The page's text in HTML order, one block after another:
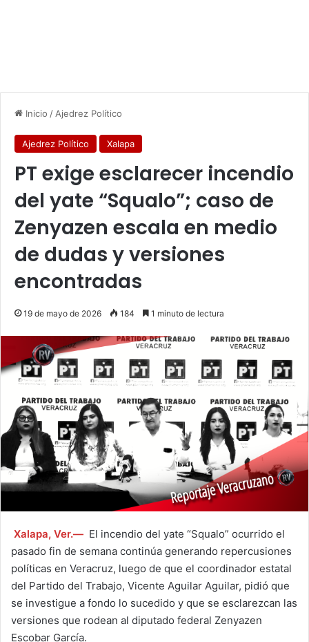
Inicio / Ajedrez Político
Ajedrez Político Xalapa
PT exige esclarecer incendio
del yate “Squalo”; caso de
Zenyazen escala en medio
de dudas y versiones
encontradas
19 de mayo de 2026 184 1 minuto de lectura
Xalapa, Ver.— El incendio del yate “Squalo” ocurrido el
pasado fin de semana continúa generando repercusiones
políticas en Veracruz, luego de que el coordinador estatal
del Partido del Trabajo, Vicente Aguilar Aguilar, pidió que
se investigue a fondo lo sucedido y que se esclarezcan las
versiones que rodean al diputado federal Zenyazen
Escobar García.